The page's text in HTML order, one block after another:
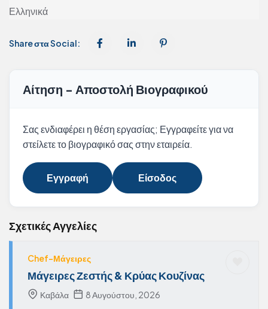
Ελληνικά
Share στα Social:
Αίτηση - Αποστολή Βιογραφικού
Σας ενδιαφέρει η θέση εργασίας; Εγγραφείτε για να
στείλετε το βιογραφικό σας στην εταιρεία.
Εγγραφή Είσοδος
Σχετικές Αγγελίες
Chef-Μάγειρες
Μάγειρες Ζεστής & Κρύας Κουζίνας
Καβάλα 8 Αυγούστου, 2026